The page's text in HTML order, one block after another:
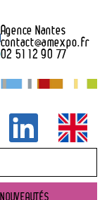
NOUVEAUTÉS
Agence Nantes
contact@amexpo.fr
02 51 12 90 77